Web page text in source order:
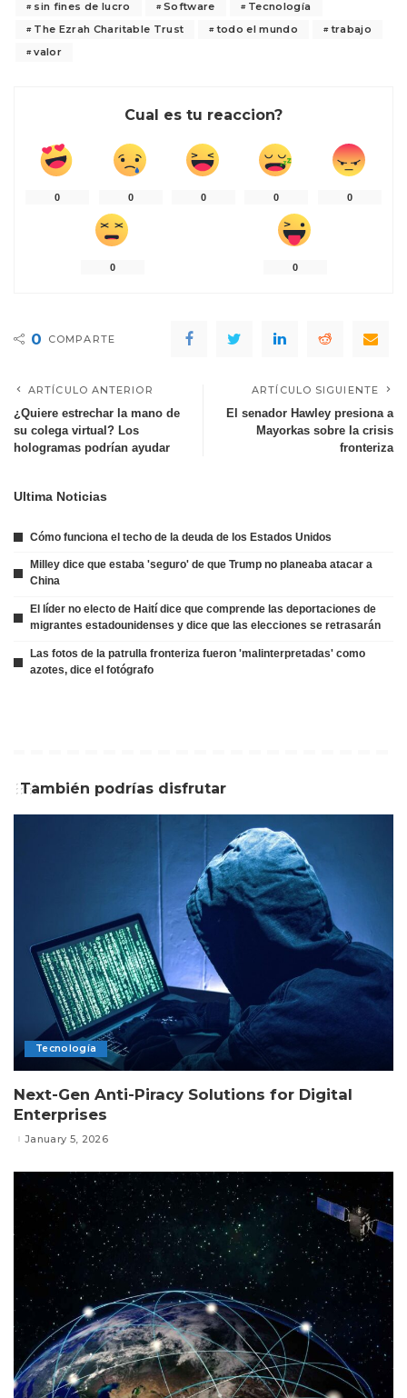
sin fines de lucro Software
Tecnología
The Ezrah Charitable Trust
todo el mundo
trabajo
valor
Cual es tu reaccion?
0 0 0 0 0
0 0
0 COMPARTE
ARTÍCULO ANTERIOR
¿Quiere estrechar la mano de
su colega virtual? Los
hologramas podrían ayudar
ARTÍCULO SIGUIENTE
El senador Hawley presiona a
Mayorkas sobre la crisis
fronteriza
Ultima Noticias
Cómo funciona el techo de la deuda de los Estados Unidos
Milley dice que estaba 'seguro' de que Trump no planeaba atacar a
China
El líder no electo de Haití dice que comprende las deportaciones de
migrantes estadounidenses y dice que las elecciones se retrasarán
Las fotos de la patrulla fronteriza fueron 'malinterpretadas' como
azotes, dice el fotógrafo
También podrías disfrutar
Tecnología
Next-Gen Anti-Piracy Solutions for Digital
Enterprises
January 5, 2026